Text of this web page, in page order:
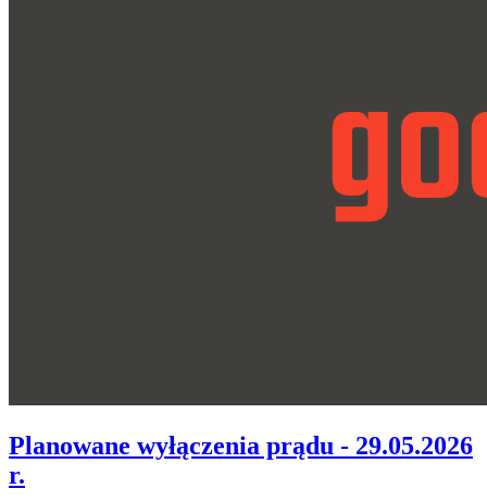
Planowane wyłączenia prądu - 29.05.2026
r.